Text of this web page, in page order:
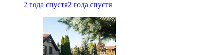
2 года спустя2 года спустя